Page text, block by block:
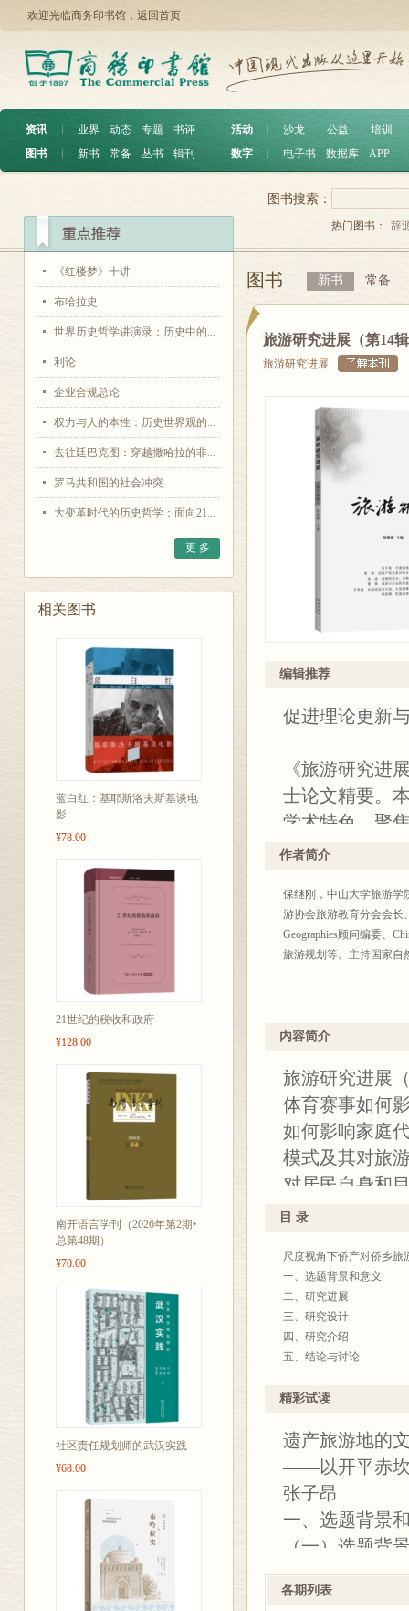
欢迎光临商务印书馆， 返回首页
资讯 ︱ 业界 动态 专题
书评
图书
︱ 新书 常备 丛书 辑刊
活动 沙龙 公益
培训
数字
电子书 数据库 APP
《红楼梦》十讲
布哈拉史
世界历史哲学讲演录：历史中的...
利论
企业合规总论
权力与人的本性：历史世界观的...
去往廷巴克图：穿越撒哈拉的非...
罗马共和国的社会冲突
大变革时代的历史哲学：面向21...
更 多
相关图书
蓝白红：基耶斯洛夫斯基谈电
影
¥78.00
21世纪的税收和政府
¥128.00
南开语言学刊（2026年第2期•
总第48期）
¥70.00
社区责任规划师的武汉实践
¥68.00
图书搜索：
热门图书： 辞
图书 新书 常备
旅游研究进展（第14
旅游研究进展
编辑推荐
促进理论更新
《旅游研究进
士论文精要。
学术特色，聚
与微观社会变
深入分析侨乡
转向文化旅游
家庭化生产对
示了旅游在推
研究深度，也
持“问题—方法
值，适合旅游
合旅游研究前
议题，呼应了
求。
作者简介
保继刚，中山大学旅游学
游协会旅游教育分会会长
Geographies顾问编委、
旅游规划等。主持国家自
内容简介
旅游研究进展
体育赛事如何
如何影响家庭
模式及其对旅
对居民自身和
对旅游地发展
目 录
尺度视角下侨产对侨乡
一、选题背景和意义
二、研究进展
三、研究设计
四、研究介绍
五、结论与讨论
流散产权关系对侨乡文
二、研究进展
三、研究设计
四、研究介绍
五、结论与讨论
参考文献
苗绣的复兴：非物质文
二、研究进展
三、研究设计
精彩试读
遗产旅游地的
——以开平赤
张子昂
一、选题背景
（一）选题背
1. 现实背景
（1）侨乡的发
各期列表